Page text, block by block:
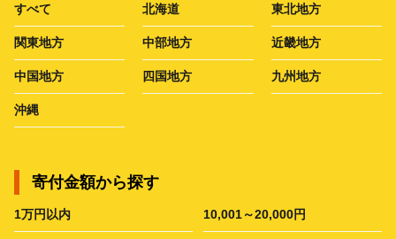
すべて 北海道 東北地方
関東地方 中部地方 近畿地方
中国地方 四国地方 九州地方
沖縄
寄付金額から探す
1万円以内 10,001～20,000円